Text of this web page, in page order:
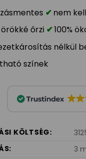
nem
őrzi
100%
nélkül
színek
KÖLTSÉG:
3